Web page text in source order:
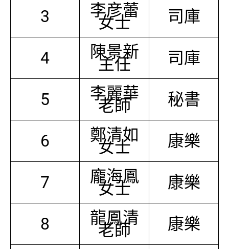
3 李彦蕾
女士 司庫
4 陳景新
主任 司庫
5 李麗華
老師 秘書
6 鄭清如
女士 康樂
7 龐海鳳
女士 康樂
8 龍鳳清
老師 康樂